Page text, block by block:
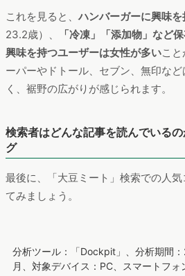
属性別の興味ワードに違いは？
また、こちらは、属性別のマップで
関心ワードが、属性別に示されていま
月、対象デバイス：PC、スマートフォ